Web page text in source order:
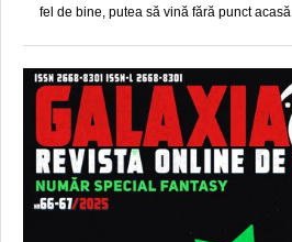
fel de bine, putea să vină fără punct acasă